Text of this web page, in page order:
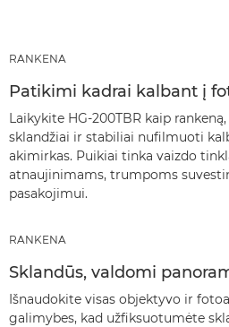
RANKENA
Patikimi kadrai kalbant į
Laikykite HG-200TBR kaip
sklandžiai ir stabiliai nufilmuoti
akimirkas. Puikiai tinka vaizdo
atnaujinimams, trumpoms
pasakojimui.
RANKENA
Sklandūs, valdomi
Išnaudokite visas objektyvo ir
galimybes, kad užfiksuotumėte